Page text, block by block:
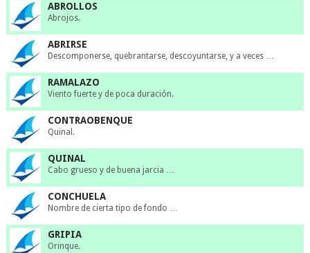
ABROLLOS
Abrojos.
ABRIRSE
Descomponerse, quebrantarse, descoyuntarse, y a veces …
RAMALAZO
Viento fuerte y de poca duración.
CONTRAOBENQUE
Quinal.
QUINAL
Cabo grueso y de buena jarcia …
CONCHUELA
Nombre de cierta tipo de fondo …
GRIPIA
Orinque.